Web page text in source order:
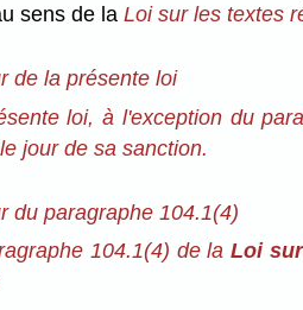
sens de laLoi sur les textes
de la présente loi
loi, à l'exception du
jour de sa sanction.
du paragraphe 104.1(4)
104.1(4) de la Loi